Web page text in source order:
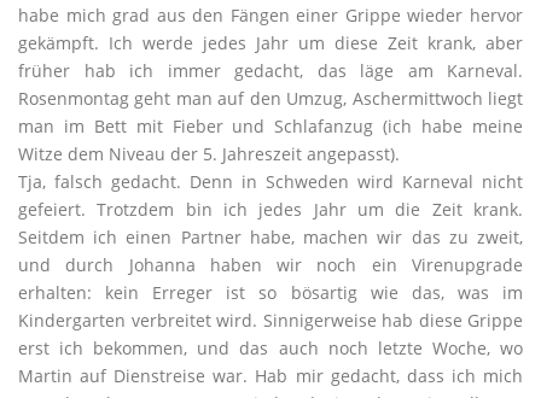
habe mich grad aus den Fängen einer Grippe wieder hervor
gekämpft. Ich werde jedes Jahr um diese Zeit krank, aber
früher hab ich immer gedacht, das läge am Karneval.
Rosenmontag geht man auf den Umzug, Aschermittwoch liegt
man im Bett mit Fieber und Schlafanzug (ich habe meine
Witze dem Niveau der 5. Jahreszeit angepasst).
Tja, falsch gedacht. Denn in Schweden wird Karneval nicht
gefeiert. Trotzdem bin ich jedes Jahr um die Zeit krank.
Seitdem ich einen Partner habe, machen wir das zu zweit,
und durch Johanna haben wir noch ein Virenupgrade
erhalten: kein Erreger ist so bösartig wie das, was im
Kindergarten verbreitet wird. Sinnigerweise hab diese Grippe
erst ich bekommen, und das auch noch letzte Woche, wo
Martin auf Dienstreise war. Hab mir gedacht, dass ich mich